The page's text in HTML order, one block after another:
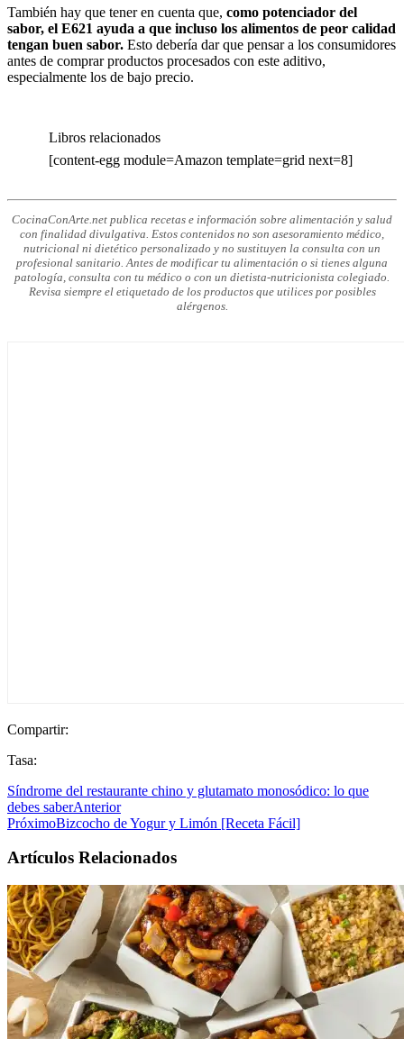
También hay que tener en cuenta que, como potenciador del
sabor, el E621 ayuda a que incluso los alimentos de peor calidad
tengan buen sabor. Esto debería dar que pensar a los consumidores
antes de comprar productos procesados con este aditivo,
especialmente los de bajo precio.
Libros relacionados
[content-egg module=Amazon template=grid next=8]
CocinaConArte.net publica recetas e información sobre alimentación y salud
con finalidad divulgativa. Estos contenidos no son asesoramiento médico,
nutricional ni dietético personalizado y no sustituyen la consulta con un
profesional sanitario. Antes de modificar tu alimentación o si tienes alguna
patología, consulta con tu médico o con un dietista-nutricionista colegiado.
Revisa siempre el etiquetado de los productos que utilices por posibles
alérgenos.
Compartir:
Tasa:
Síndrome del restaurante chino y glutamato monosódico: lo que
debes saberAnterior
PróximoBizcocho de Yogur y Limón [Receta Fácil]
Artículos Relacionados